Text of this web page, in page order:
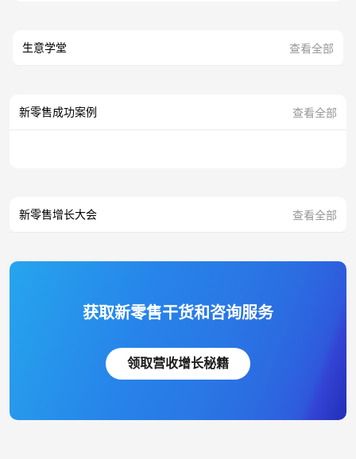
生意学堂 查看全部
新零售成功案例 查看全部
新零售增长大会 查看全部
获取新零售干货和咨询服务
领取营收增长秘籍